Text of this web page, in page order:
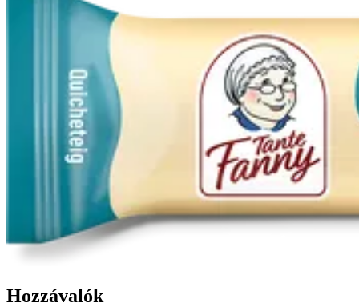
Hozzávalók